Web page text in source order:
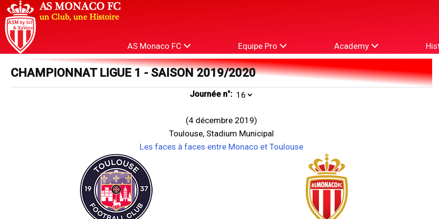
AS Monaco FC Equipe Pro Academy
CHAMPIONNAT LIGUE 1 - SAISON 2019/2020
Journée n°:
(4 décembre 2019)
Toulouse, Stadium Municipal
Les faces à faces entre Monaco et Toulouse